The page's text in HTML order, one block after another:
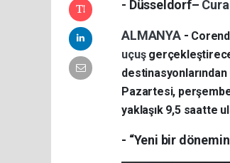
- Düsseldorf–
ALMANYA -
uçuş
destinasyonlarından
Pazartesi,
yaklaşık 9,5 saatte
- “Yeni bir dönemin